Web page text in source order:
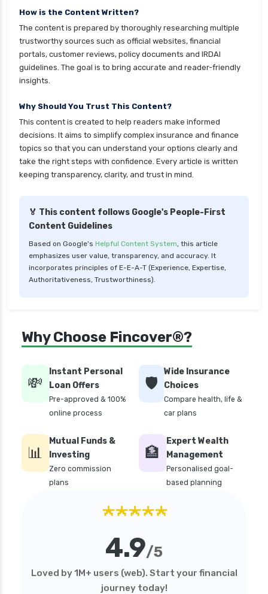
personal loan eligibility shriram
personal loan eligibility tata capital
personal loan eligibility yes bank
personal loan for ca
personal loan for doctors
personal loan for home renovation
personal loan for it professionals
personal loan for marriage
personal loan for pensioners
personal loan for salaried individuals
personal loan for self employed
personal loan for women
personal loan in chennai
personal loan in cochin
personal loan in coimbatore
personal loan in delhi
personal loan in karnataka
personal loan in kerala
personal loan in lucknow
personal loan in madurai
personal loan in mumbai
personal loan in telangana
How is the Content Written?
The content is prepared by thoroughly researching multiple
trustworthy sources such as official websites, financial
portals, customer reviews, policy documents and IRDAI
guidelines. The goal is to bring accurate and reader-friendly
insights.
Why Should You Trust This Content?
This content is created to help readers make informed
decisions. It aims to simplify complex insurance and finance
topics so that you can understand your options clearly and
take the right steps with confidence. Every article is written
keeping transparency, clarity, and trust in mind.
🏅 This content follows Google's People-First
Content Guidelines
Based on Google's Helpful Content System, this article
emphasizes user value, transparency, and accuracy. It
incorporates principles of E-E-A-T (Experience, Expertise,
Authoritativeness, Trustworthiness).
Why Choose Fincover®?
💸
Instant Personal
Loan Offers
Pre-approved & 100%
online process
🛡️
Wide Insurance
Choices
Compare health, life &
car plans
📊
Mutual Funds &
Investing
Zero commission
plans
🏦
Expert Wealth
Management
Personalised goal-
based planning
★★★★★
4.9/5
Loved by 1M+ users (web). Start your financial
journey today!